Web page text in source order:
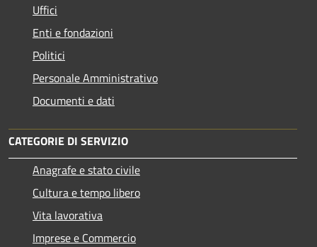
Uffici
Enti e fondazioni
Politici
Personale Amministrativo
Documenti e dati
CATEGORIE DI SERVIZIO
Anagrafe e stato civile
Cultura e tempo libero
Vita lavorativa
Imprese e Commercio